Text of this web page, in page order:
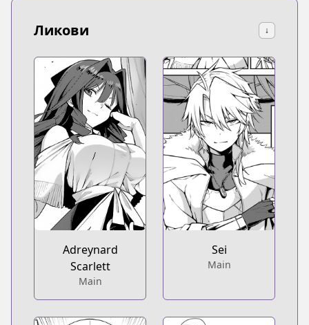
Ликови ↓
Adreynard
Scarlett
Main
Sei
Main